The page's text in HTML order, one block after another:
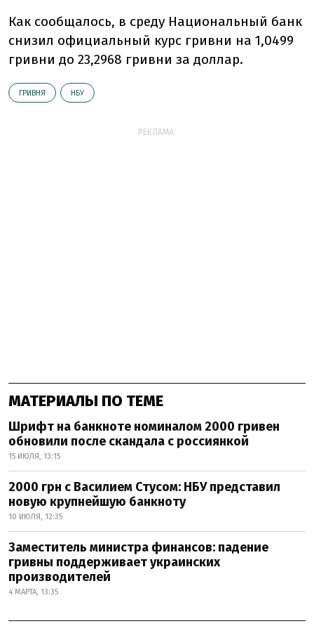
Как сообщалось, в среду Национальный банк
снизил официальный курс гривни на 1,0499
гривни до 23,2968 гривни за доллар.
ГРИВНЯ НБУ
РЕКЛАМА:
МАТЕРИАЛЫ ПО ТЕМЕ
Шрифт на банкноте номиналом 2000 гривен
обновили после скандала с россиянкой
15 ИЮЛЯ, 13:15
2000 грн с Василием Стусом: НБУ представил
новую крупнейшую банкноту
10 ИЮЛЯ, 12:35
Заместитель министра финансов: падение
гривны поддерживает украинских
производителей
4 МАРТА, 13:35